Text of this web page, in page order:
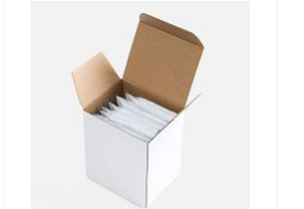
Купить в 1 клик Сравнение
В избранное В наличии